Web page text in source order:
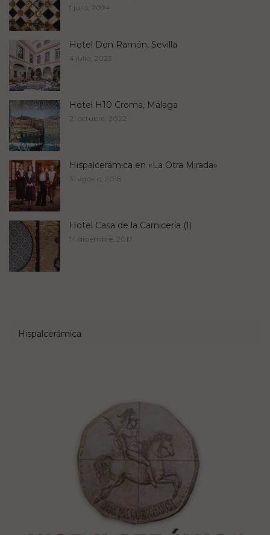
1 julio, 2024
Hotel Don Ramón, Sevilla
4 julio, 2023
Hotel H10 Croma, Málaga
21 octubre, 2022
Hispalcerámica en «La Otra Mirada»
31 agosto, 2018
Hotel Casa de la Carnicería (I)
14 diciembre, 2017
Hispalcerámica